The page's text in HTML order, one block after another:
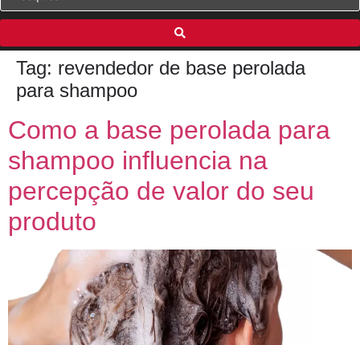
Tag: revendedor de base perolada
para shampoo
Como a base perolada para
shampoo influencia na
percepção de valor do seu
produto